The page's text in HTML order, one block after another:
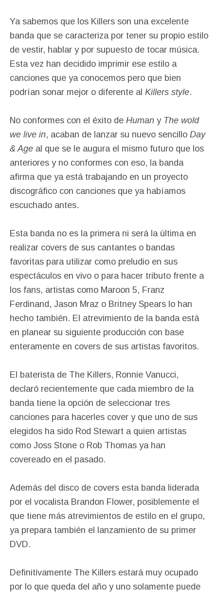
Ya sabemos que los Killers son una excelente
banda que se caracteriza por tener su propio estilo
de vestir, hablar y por supuesto de tocar música.
Esta vez han decidido imprimir ese estilo a
canciones que ya conocemos pero que bien
podrían sonar mejor o diferente al Killers style.
No conformes con el éxito de Human y The wold
we live in, acaban de lanzar su nuevo sencillo Day
& Age al que se le augura el mismo futuro que los
anteriores y no conformes con eso, la banda
afirma que ya está trabajando en un proyecto
discográfico con canciones que ya habíamos
escuchado antes.
Esta banda no es la primera ni será la última en
realizar covers de sus cantantes o bandas
favoritas para utilizar como preludio en sus
espectáculos en vivo o para hacer tributo frente a
los fans, artistas como Maroon 5, Franz
Ferdinand, Jason Mraz o Britney Spears lo han
hecho también. El atrevimiento de la banda está
en planear su siguiente producción con base
enteramente en covers de sus artistas favoritos.
El baterista de The Killers, Ronnie Vanucci,
declaró recientemente que cada miembro de la
banda tiene la opción de seleccionar tres
canciones para hacerles cover y que uno de sus
elegidos ha sido Rod Stewart a quien artistas
como Joss Stone o Rob Thomas ya han
covereado en el pasado.
Además del disco de covers esta banda liderada
por el vocalista Brandon Flower, posiblemente el
que tiene más atrevimientos de estilo en el grupo,
ya prepara también el lanzamiento de su primer
DVD.
Definitivamente The Killers estará muy ocupado
por lo que queda del año y uno solamente puede